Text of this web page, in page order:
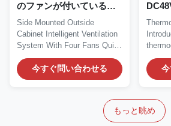
のファンが付いている理
性的な換気装置IVSの外に
取付けた
Side Mounted Outside
Cabinet Intelligent Ventilation
System With Four Fans Quick
Details: Place...
今すぐ問い合わせる
コン
リン
is
もっと眺め